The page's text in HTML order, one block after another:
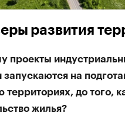
развития
проекты
на
территориях, до того,
жилья?